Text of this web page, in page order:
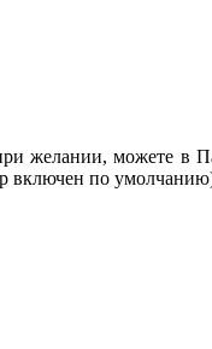
при желании, можете
включен по